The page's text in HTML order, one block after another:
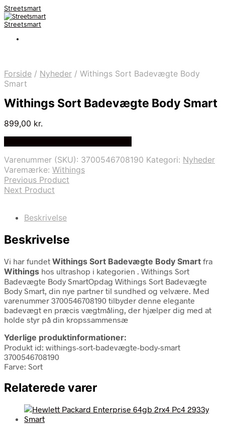
Streetsmart
Streetsmart
Forside / Nyheder / Withings Sort Badevægte Body
Smart
Withings Sort Badevægte Body Smart
899,00 kr.
Varenummer (SKU): 3700546708190 Kategori: Nyheder
Varemærke: Withings
Previous Product
Next Product
Beskrivelse
Beskrivelse
Vi har fundet Withings Sort Badevægte Body Smart fra
Withings hos ultrashop i kategorien . Withings Sort
Badevægte Body SmartOpdag Withings Sort Badevægte
Body Smart, din nye partner til sundhed og velvære. Med
varenummer 3700546708190 tilbyder denne elegante
badevægt en præcis vægtmåling, der hjælper dig med at
holde styr på din kropssammensæ
Yderlige produktinformationer:
Produkt id: withings-sort-badevægte-body-smart
3700546708190
Farve: Sort
Relaterede varer